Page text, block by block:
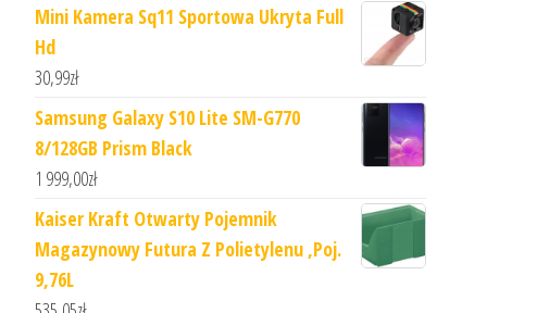
Mini Kamera Sq11 Sportowa Ukryta Full
Hd
30,99zł
Samsung Galaxy S10 Lite SM-G770
8/128GB Prism Black
1 999,00zł
Kaiser Kraft Otwarty Pojemnik
Magazynowy Futura Z Polietylenu ,Poj.
9,76L